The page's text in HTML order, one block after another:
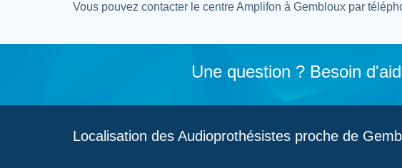
Vous pouvez contacter le centre Amplifon à Gembloux par
Une question ? Besoin
Localisation des Audioprothésistes proche de